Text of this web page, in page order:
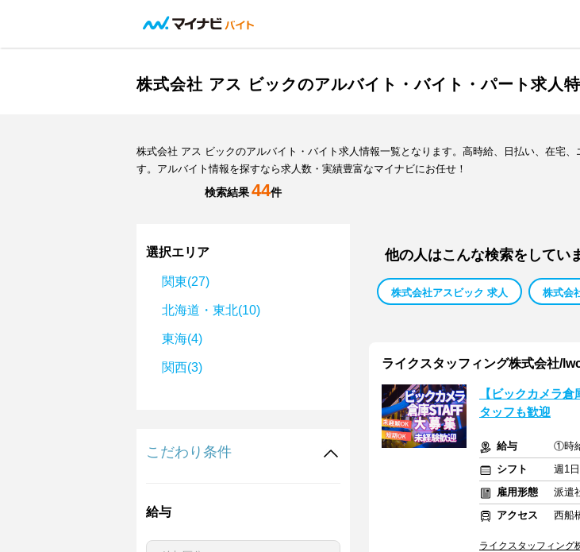
株式会社 アス ビックのアルバイト・バイト・パート求人
株式会社 アス ビックのアルバイト・バイト求人情報一覧となります。高時給、日払い、在宅
す。アルバイト情報を探すなら求人数・実績豊富なマイナビにお任せ！
検索結果44件
選択エリア
関東(27)
北海道・東北(10)
東海(4)
関西(3)
こだわり条件
給与
他の人はこんな検索をしてい
株式会社アスビック 求人 株式会
ライクスタッフィング株式会社/
【ビックカメラ
タッフも歓迎
給与
①時
シフト
週1
雇用形態
派遣
アクセス
西船
ライクスタッフィング